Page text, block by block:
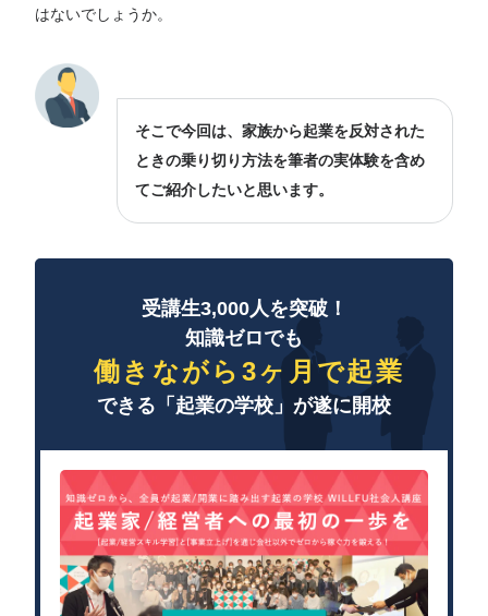
はないでしょうか。
そこで今回は、家族から起業を反対された
ときの乗り切り方法を筆者の実体験を含め
てご紹介したいと思います。
受講生3,000人を突破！
知識ゼロでも
働きながら3ヶ月で起業
できる「起業の学校」が遂に開校